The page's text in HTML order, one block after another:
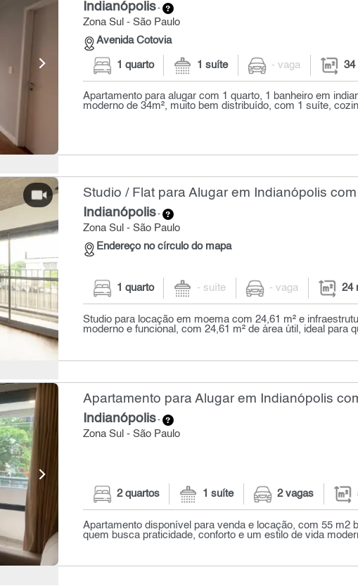
Indianópolis-
Zona Sul - São Paulo
Avenida Cotovia
1 quarto 1 suíte - vaga 34
Apartamento para alugar com 1 quarto, 1 banheiro em
moderno de 34m², muito bem distribuído, com 1 suíte,
Studio / Flat para Alugar em Indianópolis
Indianópolis-
Zona Sul - São Paulo
Endereço no círculo do mapa
1 quarto - suíte - vaga 24
Studio para locação em moema com 24,61 m² e
moderno e funcional, com 24,61 m² de área útil, ideal para
Apartamento para Alugar em Indianópolis
Indianópolis-
Zona Sul - São Paulo
2 quartos 1 suíte 2 vagas
Apartamento disponível para venda e locação, com 55 m2
quem busca praticidade, conforto e um estilo de vida